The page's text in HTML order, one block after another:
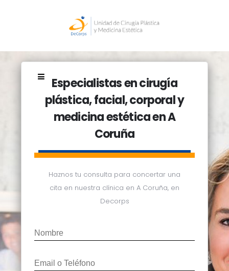
Especialistas en cirugía
plástica, facial, corporal y
medicina estética en A
Coruña
Haznos tu consulta para concertar una
cita en nuestra clínica en A Coruña, en
Decorps